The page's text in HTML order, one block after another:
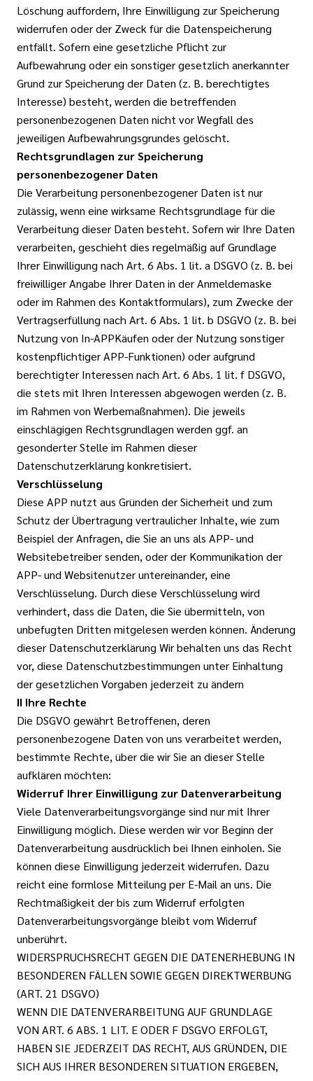
Löschung auffordern, Ihre Einwilligung zur Speicherung
widerrufen oder der Zweck für die Datenspeicherung
entfällt. Sofern eine gesetzliche Pflicht zur
Aufbewahrung oder ein sonstiger gesetzlich anerkannter
Grund zur Speicherung der Daten (z. B. berechtigtes
Interesse) besteht, werden die betreffenden
personenbezogenen Daten nicht vor Wegfall des
jeweiligen Aufbewahrungsgrundes gelöscht.
Rechtsgrundlagen zur Speicherung
personenbezogener Daten
Die Verarbeitung personenbezogener Daten ist nur
zulässig, wenn eine wirksame Rechtsgrundlage für die
Verarbeitung dieser Daten besteht. Sofern wir Ihre Daten
verarbeiten, geschieht dies regelmäßig auf Grundlage
Ihrer Einwilligung nach Art. 6 Abs. 1 lit. a DSGVO (z. B. bei
freiwilliger Angabe Ihrer Daten in der Anmeldemaske
oder im Rahmen des Kontaktformulars), zum Zwecke der
Vertragserfüllung nach Art. 6 Abs. 1 lit. b DSGVO (z. B. bei
Nutzung von In-APPKäufen oder der Nutzung sonstiger
kostenpflichtiger APP-Funktionen) oder aufgrund
berechtigter Interessen nach Art. 6 Abs. 1 lit. f DSGVO,
die stets mit Ihren Interessen abgewogen werden (z. B.
im Rahmen von Werbemaßnahmen). Die jeweils
einschlägigen Rechtsgrundlagen werden ggf. an
gesonderter Stelle im Rahmen dieser
Datenschutzerklärung konkretisiert.
Verschlüsselung
Diese APP nutzt aus Gründen der Sicherheit und zum
Schutz der Übertragung vertraulicher Inhalte, wie zum
Beispiel der Anfragen, die Sie an uns als APP- und
Websitebetreiber senden, oder der Kommunikation der
APP- und Websitenutzer untereinander, eine
Verschlüsselung. Durch diese Verschlüsselung wird
verhindert, dass die Daten, die Sie übermitteln, von
unbefugten Dritten mitgelesen werden können. Änderung
dieser Datenschutzerklärung Wir behalten uns das Recht
vor, diese Datenschutzbestimmungen unter Einhaltung
der gesetzlichen Vorgaben jederzeit zu ändern
II Ihre Rechte
Die DSGVO gewährt Betroffenen, deren
personenbezogene Daten von uns verarbeitet werden,
bestimmte Rechte, über die wir Sie an dieser Stelle
aufklären möchten:
Widerruf Ihrer Einwilligung zur Datenverarbeitung
Viele Datenverarbeitungsvorgänge sind nur mit Ihrer
Einwilligung möglich. Diese werden wir vor Beginn der
Datenverarbeitung ausdrücklich bei Ihnen einholen. Sie
können diese Einwilligung jederzeit widerrufen. Dazu
reicht eine formlose Mitteilung per E-Mail an uns. Die
Rechtmäßigkeit der bis zum Widerruf erfolgten
Datenverarbeitungsvorgänge bleibt vom Widerruf
unberührt.
WIDERSPRUCHSRECHT GEGEN DIE DATENERHEBUNG IN
BESONDEREN FÄLLEN SOWIE GEGEN DIREKTWERBUNG
(ART. 21 DSGVO)
WENN DIE DATENVERARBEITUNG AUF GRUNDLAGE
VON ART. 6 ABS. 1 LIT. E ODER F DSGVO ERFOLGT,
HABEN SIE JEDERZEIT DAS RECHT, AUS GRÜNDEN, DIE
SICH AUS IHRER BESONDEREN SITUATION ERGEBEN,